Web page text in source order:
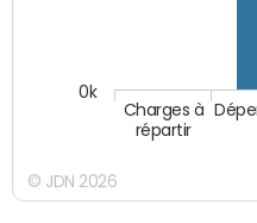
Charges à
répartir
0k
© JDN 2026